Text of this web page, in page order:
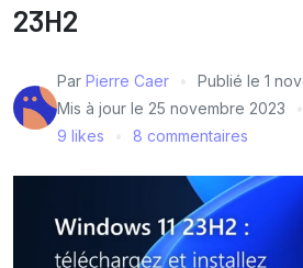
23H2
Par Pierre Caer Publié le 1
Mis à jour le 25 novembre 2023
9 likes
8 commentaires